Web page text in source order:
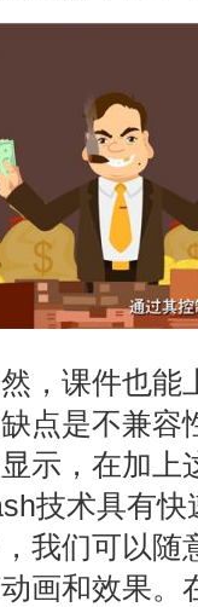
，课件也能
点是不兼容
示，在加上
技术具有快
我们可以随
画和效果。